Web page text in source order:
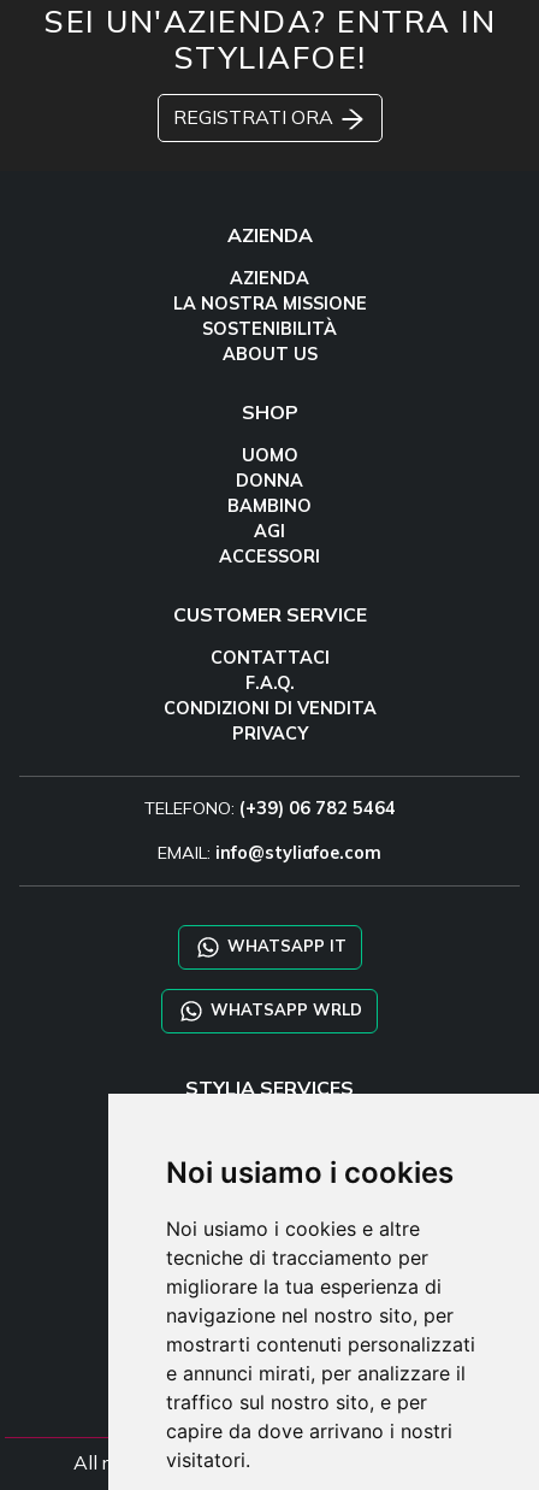
Noi usiamo i cookies
Noi usiamo i cookies e altre
tecniche di tracciamento per
migliorare la tua esperienza di
navigazione nel nostro sito, per
mostrarti contenuti personalizzati
e annunci mirati, per analizzare il
traffico sul nostro sito, e per
capire da dove arrivano i nostri
visitatori.
SEI UN'AZIENDA? ENTRA IN
STYLIAFOE!
REGISTRATI ORA
AZIENDA
AZIENDA
LA NOSTRA MISSIONE
SOSTENIBILITÀ
ABOUT US
SHOP
UOMO
DONNA
BAMBINO
AGI
ACCESSORI
CUSTOMER SERVICE
CONTATTACI
F.A.Q.
CONDIZIONI DI VENDITA
PRIVACY
TELEFONO: (+39) 06 782 5464
EMAIL: info@styliafoe.com
WHATSAPP IT
WHATSAPP WRLD
STYLIA SERVICES
TAYLOR MADE ORDERS
DROPSHIPPING
UTENTE
REGISTRATI
ACCEDI
CARRELLO
All rights Styliafoe s.r.l. © 2025 - Partiva IVA